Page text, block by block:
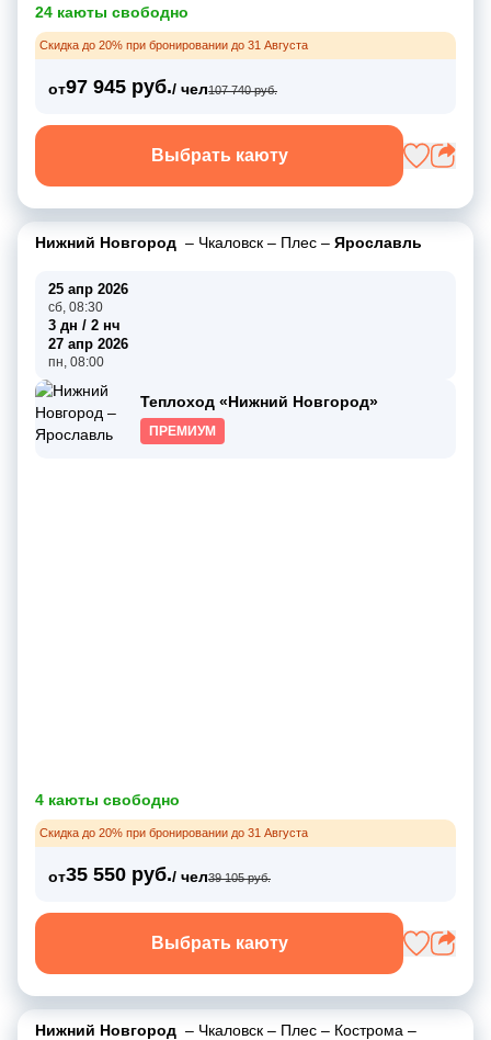
24 каюты свободно
Скидка до 20% при бронировании до 31 Августа
от97 945 руб./ чел107 740 руб.
Выбрать каюту
Нижний Новгород – Чкаловск – Плес – Ярославль
25 апр 2026
сб, 08:30
3 дн / 2 нч
27 апр 2026
пн, 08:00
Теплоход «Нижний Новгород»
ПРЕМИУМ
4 каюты свободно
Скидка до 20% при бронировании до 31 Августа
от35 550 руб./ чел39 105 руб.
Выбрать каюту
Нижний Новгород – Чкаловск – Плес – Кострома –